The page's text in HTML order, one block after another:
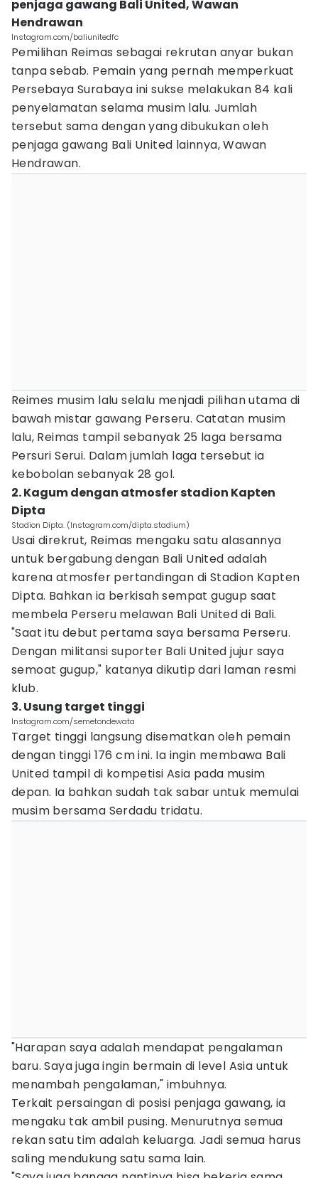
penjaga gawang Bali United, Wawan
Hendrawan
Instagram.com/baliunitedfc
Pemilihan Reimas sebagai rekrutan anyar bukan
tanpa sebab. Pemain yang pernah memperkuat
Persebaya Surabaya ini sukse melakukan 84 kali
penyelamatan selama musim lalu. Jumlah
tersebut sama dengan yang dibukukan oleh
penjaga gawang Bali United lainnya, Wawan
Hendrawan.
Reimes musim lalu selalu menjadi pilihan utama di
bawah mistar gawang Perseru. Catatan musim
lalu, Reimas tampil sebanyak 25 laga bersama
Persuri Serui. Dalam jumlah laga tersebut ia
kebobolan sebanyak 28 gol.
2. Kagum dengan atmosfer stadion Kapten
Dipta
Stadion Dipta. (Instagram.com/dipta.stadium)
Usai direkrut, Reimas mengaku satu alasannya
untuk bergabung dengan Bali United adalah
karena atmosfer pertandingan di Stadion Kapten
Dipta. Bahkan ia berkisah sempat gugup saat
membela Perseru melawan Bali United di Bali.
"Saat itu debut pertama saya bersama Perseru.
Dengan militansi suporter Bali United jujur saya
semoat gugup," katanya dikutip dari laman resmi
klub.
3. Usung target tinggi
Instagram.com/semetondewata
Target tinggi langsung disematkan oleh pemain
dengan tinggi 176 cm ini. Ia ingin membawa Bali
United tampil di kompetisi Asia pada musim
depan. Ia bahkan sudah tak sabar untuk memulai
musim bersama Serdadu tridatu.
"Harapan saya adalah mendapat pengalaman
baru. Saya juga ingin bermain di level Asia untuk
menambah pengalaman," imbuhnya.
Terkait persaingan di posisi penjaga gawang, ia
mengaku tak ambil pusing. Menurutnya semua
rekan satu tim adalah keluarga. Jadi semua harus
saling mendukung satu sama lain.